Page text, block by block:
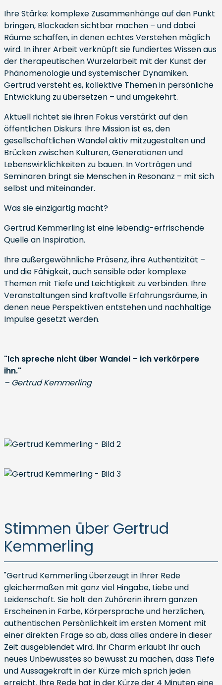
Ihre Stärke: komplexe Zusammenhänge auf den Punkt
bringen, Blockaden sichtbar machen – und dabei
Räume schaffen, in denen echtes Verstehen möglich
wird. In ihrer Arbeit verknüpft sie fundiertes Wissen aus
der therapeutischen Wurzelarbeit mit der Kunst der
Phänomenologie und systemischer Dynamiken.
Gertrud versteht es, kollektive Themen in persönliche
Entwicklung zu übersetzen – und umgekehrt.
Aktuell richtet sie ihren Fokus verstärkt auf den
öffentlichen Diskurs: Ihre Mission ist es, den
gesellschaftlichen Wandel aktiv mitzugestalten und
Brücken zwischen Kulturen, Generationen und
Lebenswirklichkeiten zu bauen. In Vorträgen und
Seminaren bringt sie Menschen in Resonanz – mit sich
selbst und miteinander.
Was sie einzigartig macht?
Gertrud Kemmerling ist eine lebendig-erfrischende
Quelle an Inspiration.
Ihre außergewöhnliche Präsenz, ihre Authentizität –
und die Fähigkeit, auch sensible oder komplexe
Themen mit Tiefe und Leichtigkeit zu verbinden. Ihre
Veranstaltungen sind kraftvolle Erfahrungsräume, in
denen neue Perspektiven entstehen und nachhaltige
Impulse gesetzt werden.
"Ich spreche nicht über Wandel – ich verkörpere
ihn."
– Gertrud Kemmerling
Stimmen über Gertrud
Kemmerling
"Gertrud Kemmerling überzeugt in Ihrer Rede
gleichermaßen mit ganz viel Hingabe, Liebe und
Leidenschaft. Sie holt den Zuhörerin ihrem ganzen
Erscheinen in Farbe, Körpersprache und herzlichen,
authentischen Persönlichkeit im ersten Moment mit
einer direkten Frage so ab, dass alles andere in dieser
Zeit ausgeblendet wird. Ihr Charm erlaubt Ihr auch
neues Unbewusstes so bewusst zu machen, dass Tiefe
und Aussagekraft in der Kürze mich sprich jeden